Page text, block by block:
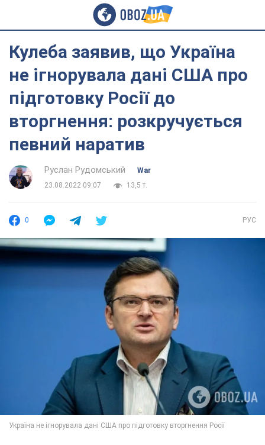
Кулеба заявив, що Україна
не ігнорувала дані США про
підготовку Росії до
вторгнення: розкручується
певний наратив
Руслан Рудомський
War
23.08.2022 09:07
13,5 т.
0 РУС